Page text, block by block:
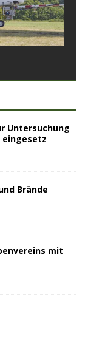
Untersuchung
eingesetz
Brände
mit